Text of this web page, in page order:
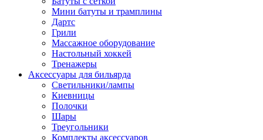
Мини батуты и трамплины
Дартс
Грили
Массажное оборудование
Настольный хоккей
Тренажеры
Аксессуары для бильярда
Светильники/лампы
Киевницы
Полочки
Шары
Треугольники
Комплекты аксессуаров